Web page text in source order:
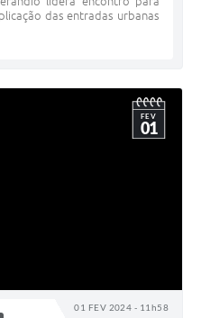
das entradas urbanas
01 FEV 2024 - 11h58
FEV
01